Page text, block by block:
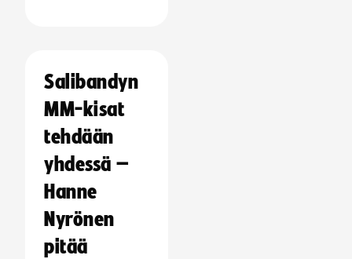
Salibandyn
MM-kisat
tehdään
yhdessä –
Hanne
Nyrönen
pitää